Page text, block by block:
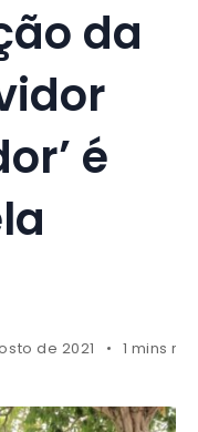
da
é
de 2021 1 mins